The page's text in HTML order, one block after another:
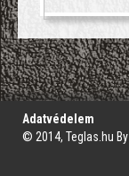
';
Adatvédelem
© 2014, Teglas.hu By